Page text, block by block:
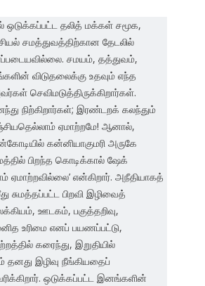
ஒடுக்கப்பட்ட தலித் மக்கள் சமூக,
சமத்துவத்திற்கான தேடலில்
சமயம், தத்துவம்,
விடுதலைக்கு உதவும் எந்த
செவிமடுத்திருக்கிறார்கள்.
நிற்கிறார்கள்; இரண்டறக் கலந்தும்
ஏமாற்றமே! ஆனால்,
கன்னியாகுமரி அருகே
பிறந்த கொடிக்கால் ஷேக்
ஏமாற்றவில்லை’ என்கிறார். அநீதியாகத்
சுமத்தப்பட்ட பிறவி இழிவைத்
ஊடகம், பகுத்தறிவு,
உரிமை எனப் பயணப்பட்டு,
கரைந்து, இறுதியில்
தனது இழிவு நீங்கியதைப்
ஒடுக்கப்பட்ட இனங்களின்